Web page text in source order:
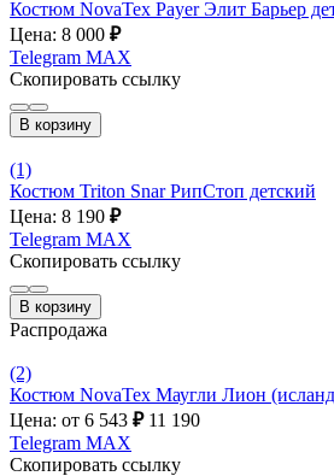
Костюм NovaTex Payer Элит Барьер
Цена: 8 000 ₽
Telegram MAX
Скопировать ссылку
В корзину
(1)
Костюм Triton Snar РипСтоп детский
Цена: 8 190 ₽
Telegram MAX
Скопировать ссылку
В корзину
Распродажа
(2)
Костюм NovaTex Маугли Лион
Цена: от 6 543 ₽ 11 190
Telegram MAX
Скопировать ссылку